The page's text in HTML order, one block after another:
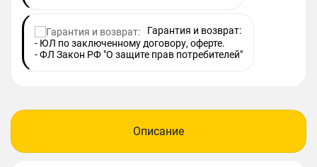
Гарантия и возврат:
- ЮЛ по заключенному договору, оферте.
- ФЛ Закон РФ "О защите прав потребителей"
Описание